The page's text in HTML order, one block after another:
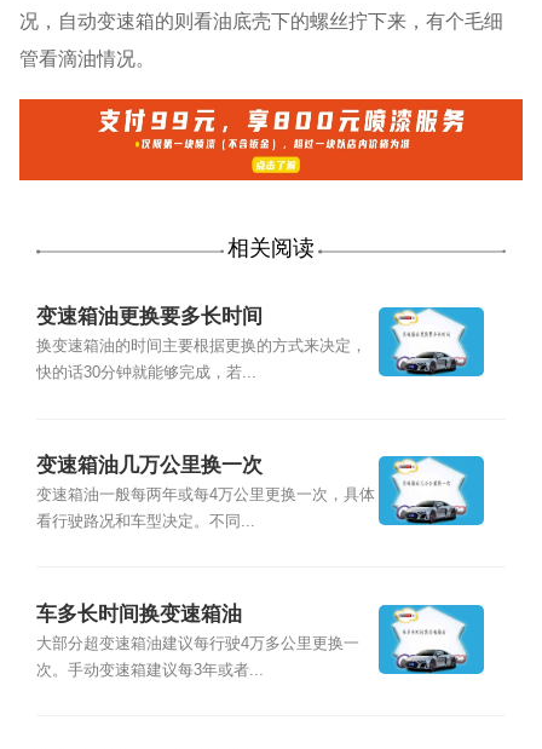
况，自动变速箱的则看油底壳下的螺丝拧下来，有个毛细
管看滴油情况。
相关阅读
变速箱油更换要多长时间
换变速箱油的时间主要根据更换的方式来决定，
快的话30分钟就能够完成，若...
变速箱油几万公里换一次
变速箱油一般每两年或每4万公里更换一次，具体
看行驶路况和车型决定。不同...
车多长时间换变速箱油
大部分超变速箱油建议每行驶4万多公里更换一
次。手动变速箱建议每3年或者...